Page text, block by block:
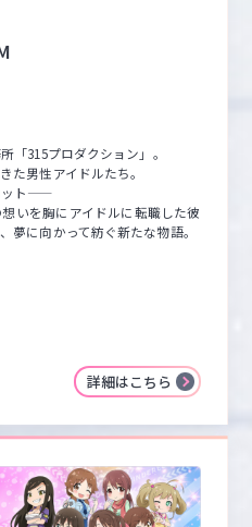
「315プロダクション」。
た男性アイドルたち。
――
いを胸にアイドルに転職した彼
夢に向かって紡ぐ新たな物語。
詳細はこちら